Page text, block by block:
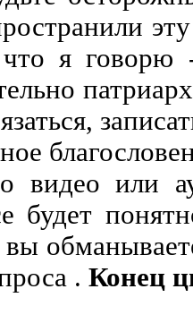
я говорю
видео или
будет
. Конец